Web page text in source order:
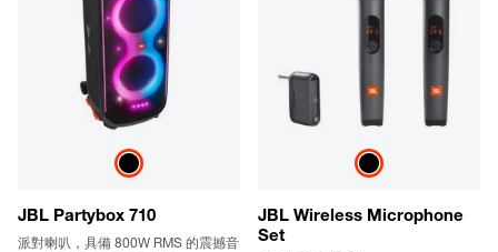
JBL Partybox 710
派對喇叭，具備 800W RMS 的震撼音
JBL Wireless Microphone
Set